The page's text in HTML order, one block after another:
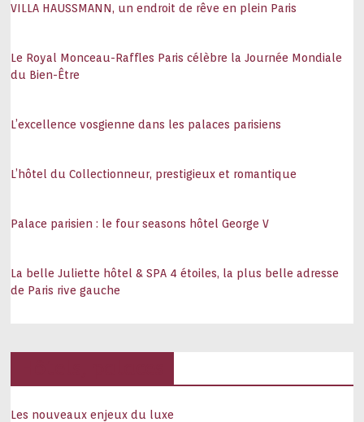
VILLA HAUSSMANN, un endroit de rêve en plein Paris
Le Royal Monceau-Raffles Paris célèbre la Journée Mondiale
du Bien-Être
L’excellence vosgienne dans les palaces parisiens
L’hôtel du Collectionneur, prestigieux et romantique
Palace parisien : le four seasons hôtel George V
La belle Juliette hôtel & SPA 4 étoiles, la plus belle adresse
de Paris rive gauche
Les nouveaux enjeux du luxe